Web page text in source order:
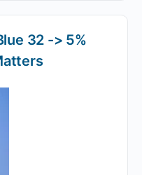
32 -> 5%